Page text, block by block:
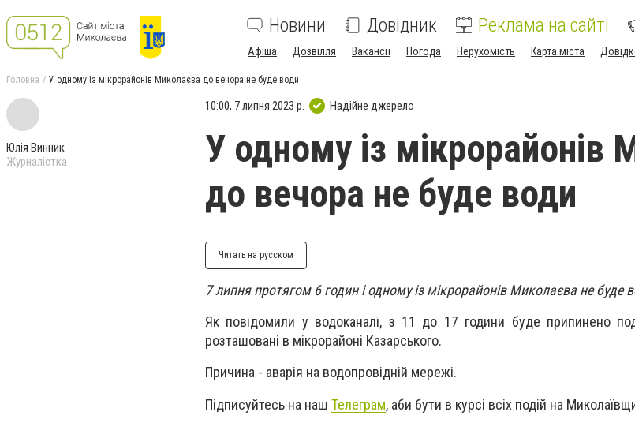
Новини Довідник Реклама на сайті
Афіша Дозвілля Вакансії Погода Нерухомість Карта міста
Головна У одному із мікрорайонів Миколаєва до вечора не буде води
Юлія Винник
Журналістка
10:00, 7 липня 2023 р. Надійне джерело
У одному із мікрорайонів
до вечора не буде води
Читать на русском
7 липня протягом 6 годин і одному із мікрорайонів Миколаєва не буде
Як повідомили у водоканалі, з 11 до 17 години буде припинено
розташовані в мікрорайоні Казарського.
Причина - аварія на водопровідній мережі.
Підписуйтесь на наш Телеграм, аби бути в курсі всіх подій на